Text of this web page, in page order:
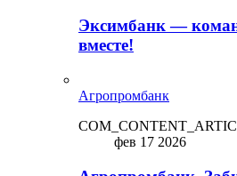
Эксимбанк —
вместе!
Агропромбанк
фев 17 2026